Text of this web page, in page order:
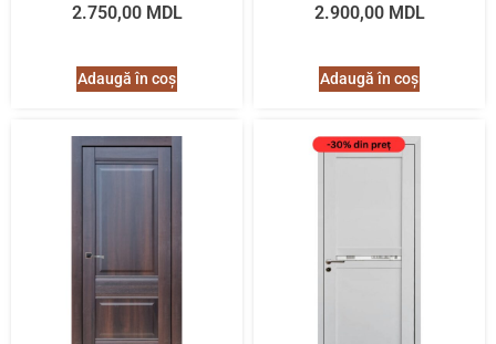
2.750,00 MDL
Adaugă în coș
2.900,00 MDL
Adaugă în coș